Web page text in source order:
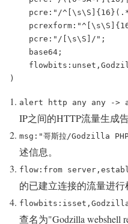
)
alert http any any ->
IP之间的HTTP流量生成告
msg:"哥斯拉/Godzilla
述信息。
flow:from
的已建立连接的流量进行
flowbits:isset,Godzilla
查名为"Godzilla webshell